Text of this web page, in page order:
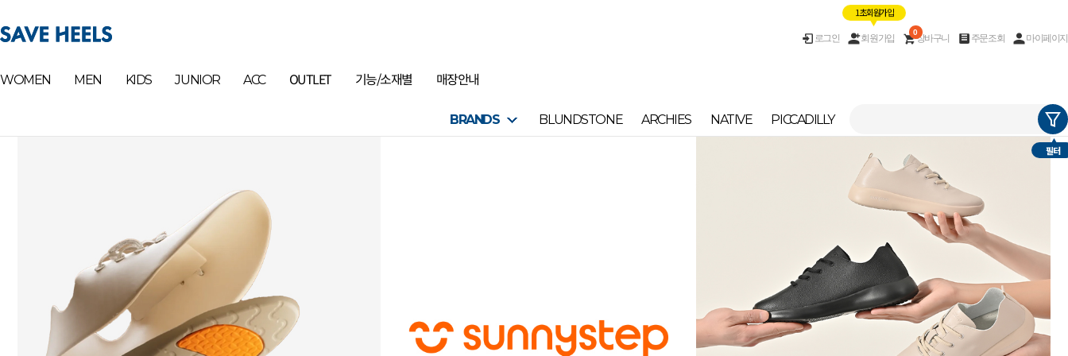
로그인 회원가입
1초 회원가입
장바구니
0
주문조회 마이페이지
WOMEN MEN KIDS JUNIOR ACC OUTLET 기능/소재별 매장안내
BRANDS BLUNDSTONE ARCHIES NATIVE PICCADILLY
필터